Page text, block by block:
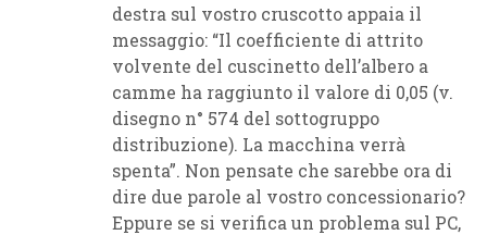
destra sul vostro cruscotto appaia il
messaggio: “Il coefficiente di attrito
volvente del cuscinetto dell’albero a
camme ha raggiunto il valore di 0,05 (v.
disegno n° 574 del sottogruppo
distribuzione). La macchina verrà
spenta”. Non pensate che sarebbe ora di
dire due parole al vostro concessionario?
Eppure se si verifica un problema sul PC,